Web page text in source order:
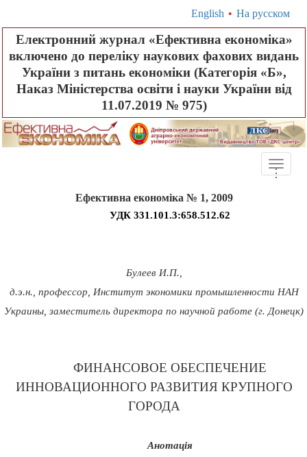
English • На русском
Електронний журнал «Ефективна економіка»
включено до переліку наукових фахових видань
України з питань економіки (Категорія «Б»,
Наказ Міністерства освіти і науки України від
11.07.2019 № 975)
Toggle
...
Ефективна економіка № 1, 2009
УДК 331.101.3:658.512.62
Булеев И.П.,
д.э.н., профессор, Институт экономики промышленности НАН
Украины, заместитель директора по научной работе (г. Донецк)
ФИНАНСОВОЕ ОБЕСПЕЧЕНИЕ
ИННОВАЦИОННОГО РАЗВИТИЯ КРУПНОГО
ГОРОДА
Анотація